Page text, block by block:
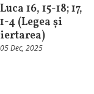
Luca 16, 15-18; 17,
1-4 (Legea și
iertarea)
05 Dec, 2025